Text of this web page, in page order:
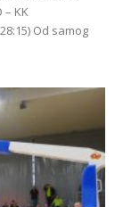
– KK
28:15) Od samog